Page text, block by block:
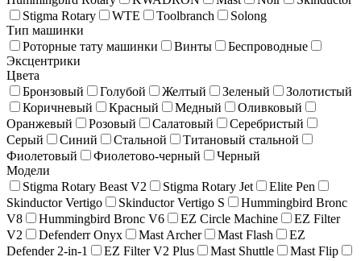
Stigma Rotary
WTE Toolbranch
Solong
Тип машинки
Роторные тату машинки
Винты
Беспроводные
Эксцентрики
Цвета
Бронзовый
Голубой Желтый Зеленый
Золотистый
Коричневый
Красный Медный
Оливковый
Оранжевый
Розовый Салатовый
Серебристый
Серый
Синий Стальной
Титановый стальной
Фиолетовый
Фиолетово-черный
Черный
Модели
Stigma Rotary Beast V2
Stigma Rotary Jet
Elite Pen
Skinductor Vertigo
Skinductor Vertigo S
Hummingbird Bronc
V8
Hummingbird Bronc V6 EZ Circle Machine
EZ Filter
V2
Defenderr Onyx Mast Archer Mast Flash
EZ
Defender 2-in-1
EZ Filter V2 Plus Mast Shuttle
Mast Flip